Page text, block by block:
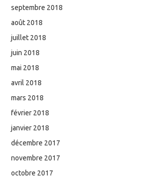
septembre 2018
août 2018
juillet 2018
juin 2018
mai 2018
avril 2018
mars 2018
février 2018
janvier 2018
décembre 2017
novembre 2017
octobre 2017